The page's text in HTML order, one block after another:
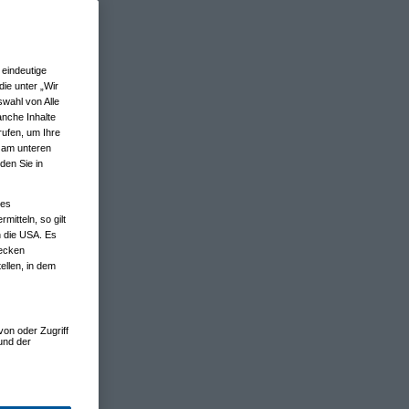
unter „Wir
von Alle
Inhalte
um Ihre
unteren
Sie in
so gilt
die USA. Es
in dem
oder Zugriff
der